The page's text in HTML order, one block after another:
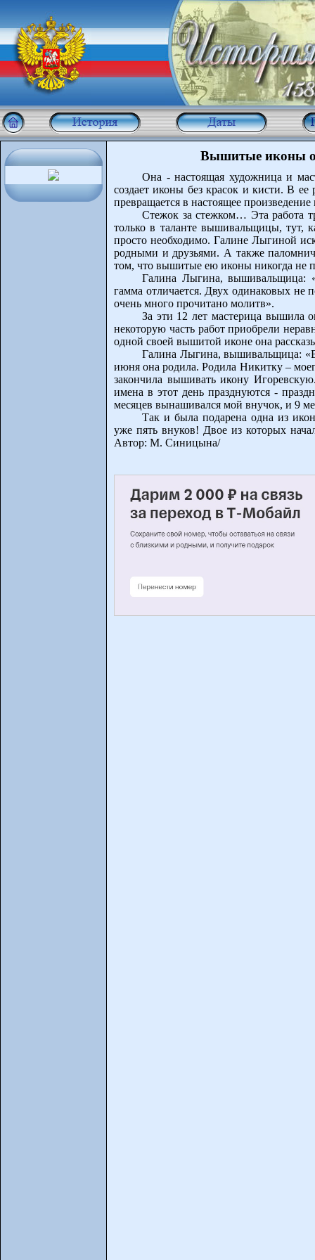
Вышитые иконы
Она - настоящая художница и
создает иконы без красок и кисти. В
превращается в настоящее произведение
Стежок за стежком… Эта работа
только в таланте вышивальщицы, тут,
просто необходимо. Галине Лыгиной
родными и друзьями. А также
том, что вышитые ею иконы никогда не
Галина Лыгина, вышивальщица:
гамма отличается. Двух одинаковых не
очень много прочитано молитв».
За эти 12 лет мастерица вышила
некоторую часть работ приобрели
одной своей вышитой иконе она
Галина Лыгина, вышивальщица:
июня она родила. Родила Никитку –
закончила вышивать икону
имена в этот день празднуются -
месяцев вынашивался мой внучок, и 9
Так и была подарена одна из
уже пять внуков! Двое из которых
Автор: М. Синицына/